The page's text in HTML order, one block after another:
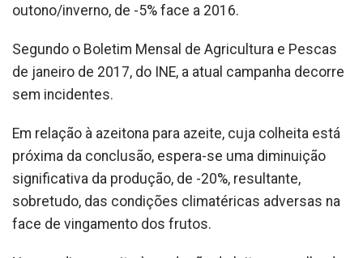
outono/inverno, de -5% face a 2016.
Segundo o Boletim Mensal de Agricultura e Pescas
de janeiro de 2017, do INE, a atual campanha decorre
sem incidentes.
Em relação à azeitona para azeite, cuja colheita está
próxima da conclusão, espera-se uma diminuição
significativa da produção, de -20%, resultante,
sobretudo, das condições climatéricas adversas na
face de vingamento dos frutos.